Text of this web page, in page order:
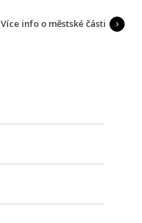
Více info o městské části